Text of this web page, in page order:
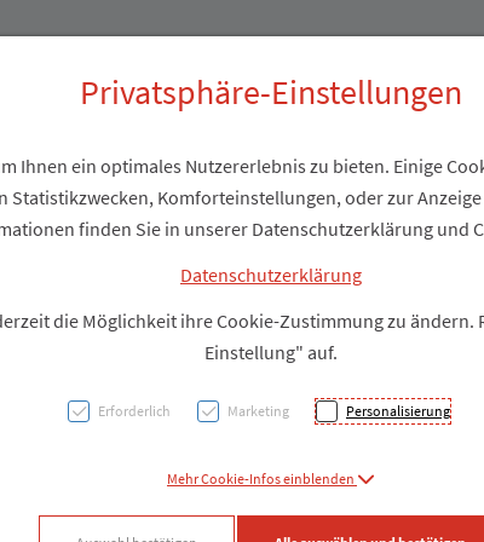
Privatsphäre-Einstellungen
Ihnen ein optimales Nutzererlebnis zu bieten. Einige
Statistikzwecken, Komforteinstellungen, oder zur
finden Sie in unserer Datenschutzerklärung und
Datenschutzerklärung
die Möglichkeit ihre Cookie-Zustimmung zu ändern.
Einstellung" auf.
Erforderlich Marketing Personalisierung
Mehr Cookie-Infos einblenden